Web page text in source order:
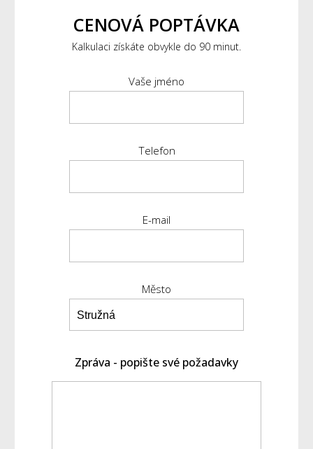
CENOVÁ POPTÁVKA
Kalkulaci získáte obvykle do 90 minut.
Vaše jméno
Telefon
E-mail
Město
Zpráva - popište své požadavky